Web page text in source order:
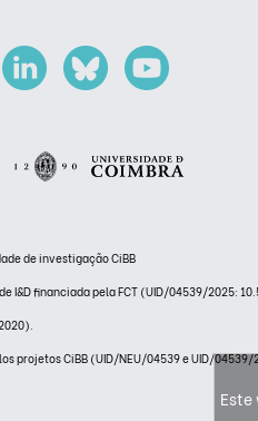
de investigação CiBB
de I&D financiada pela FCT (UID/04539/
projetos CiBB (UID/NEU/04539 e UID/